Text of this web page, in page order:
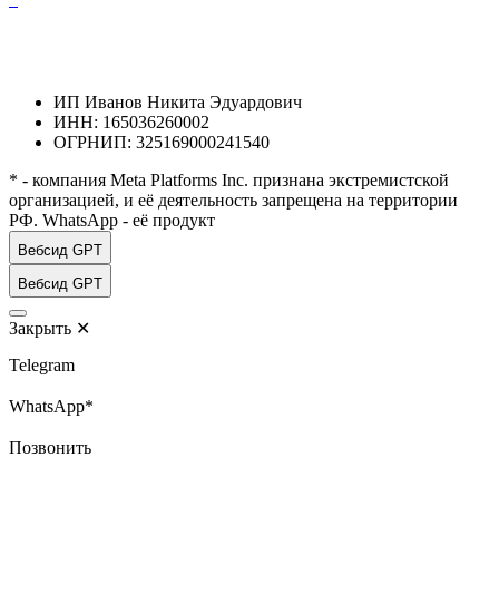
ИП Иванов Никита Эдуардович
ИНН: 165036260002
ОГРНИП: 325169000241540
* - компания Meta Platforms Inc. признана экстремистской
организацией, и её деятельность запрещена на территории
РФ. WhatsApp - её продукт
Вебсид GPT
Вебсид GPT
Закрыть ✕
Telegram
WhatsApp*
Позвонить